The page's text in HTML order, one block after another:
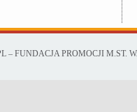
– FUNDACJA PROMOCJI M.ST.